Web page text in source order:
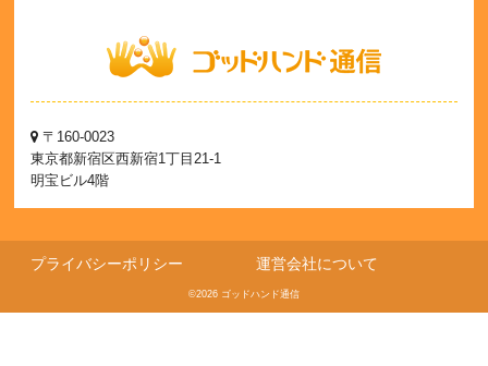
〒160-0023
東京都新宿区西新宿1丁目21-1
明宝ビル4階
プライバシーポリシー 運営会社について
©2026 ゴッドハンド通信